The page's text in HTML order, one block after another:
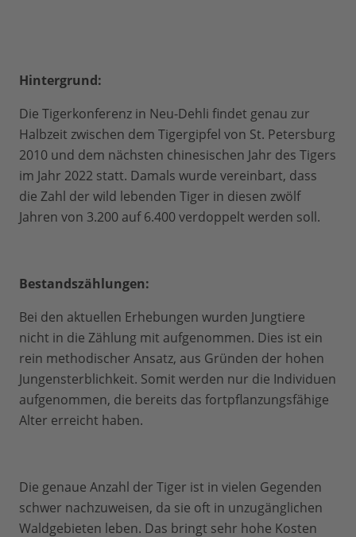
Hintergrund:
Die Tigerkonferenz in Neu-Dehli findet genau zur
Halbzeit zwischen dem Tigergipfel von St. Petersburg
2010 und dem nächsten chinesischen Jahr des Tigers
im Jahr 2022 statt. Damals wurde vereinbart, dass
die Zahl der wild lebenden Tiger in diesen zwölf
Jahren von 3.200 auf 6.400 verdoppelt werden soll.
Bestandszählungen:
Bei den aktuellen Erhebungen wurden Jungtiere
nicht in die Zählung mit aufgenommen. Dies ist ein
rein methodischer Ansatz, aus Gründen der hohen
Jungensterblichkeit. Somit werden nur die Individuen
aufgenommen, die bereits das fortpflanzungsfähige
Alter erreicht haben.
Die genaue Anzahl der Tiger ist in vielen Gegenden
schwer nachzuweisen, da sie oft in unzugänglichen
Waldgebieten leben. Das bringt sehr hohe Kosten